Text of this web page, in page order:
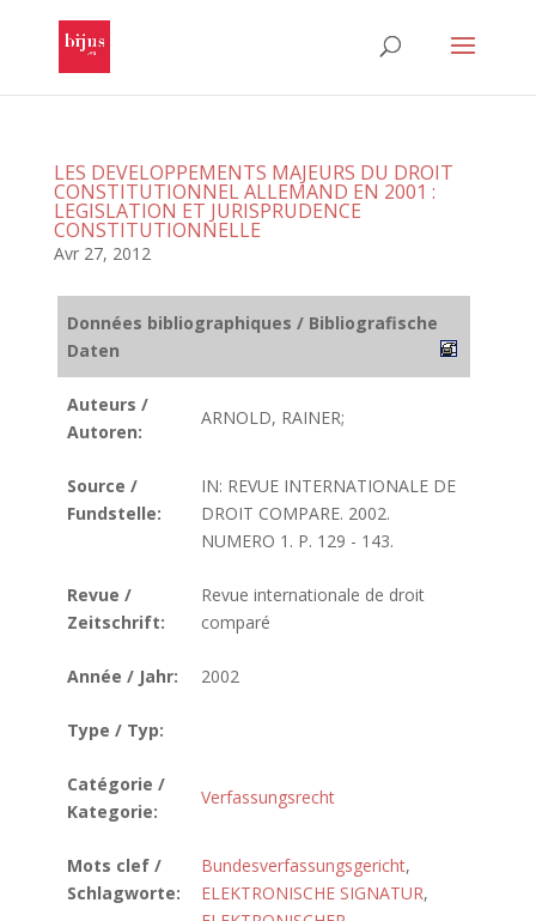
LES DEVELOPPEMENTS MAJEURS DU DROIT
CONSTITUTIONNEL ALLEMAND EN 2001 :
LEGISLATION ET JURISPRUDENCE
CONSTITUTIONNELLE
Avr 27, 2012
Données bibliographiques / Bibliografische
Daten
Auteurs /
Autoren:
ARNOLD, RAINER;
Source /
Fundstelle:
IN: REVUE INTERNATIONALE DE
DROIT COMPARE. 2002.
NUMERO 1. P. 129 - 143.
Revue /
Zeitschrift:
Revue internationale de droit
comparé
Année / Jahr: 2002
Type / Typ:
Catégorie /
Kategorie:
Verfassungsrecht
Mots clef /
Schlagworte:
Bundesverfassungsgericht,
ELEKTRONISCHE SIGNATUR,